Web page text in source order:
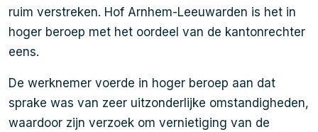
ruim verstreken. Hof Arnhem-Leeuwarden is het in
hoger beroep met het oordeel van de kantonrechter
eens.
De werknemer voerde in hoger beroep aan dat
sprake was van zeer uitzonderlijke omstandigheden,
waardoor zijn verzoek om vernietiging van de